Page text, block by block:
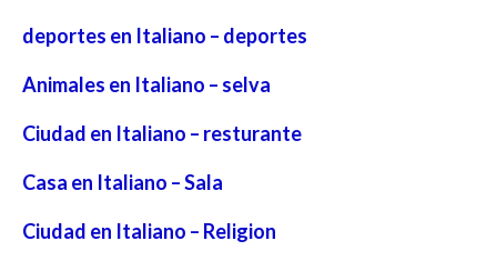
deportes en Italiano – deportes
Animales en Italiano – selva
Ciudad en Italiano – resturante
Casa en Italiano – Sala
Ciudad en Italiano – Religion